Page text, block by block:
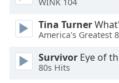
Text
Color
Opacity
WINK 104
Tina Turner
America's Greatest
Survivor Eye of
80s Hits